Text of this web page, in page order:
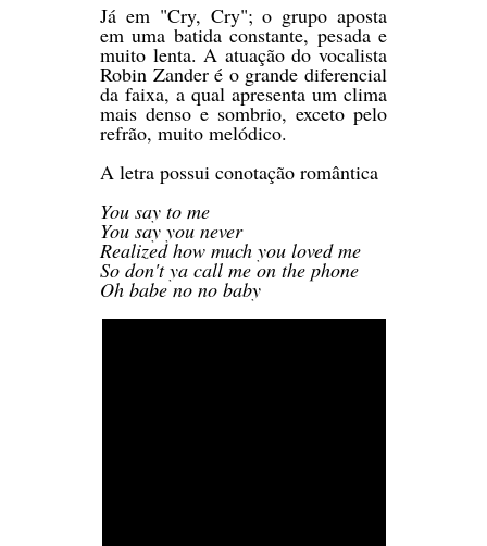
Já em "Cry, Cry"; o grupo aposta
em uma batida constante, pesada e
muito lenta. A atuação do vocalista
Robin Zander é o grande diferencial
da faixa, a qual apresenta um clima
mais denso e sombrio, exceto pelo
refrão, muito melódico.
A letra possui conotação romântica
You say to me
You say you never
Realized how much you loved me
So don't ya call me on the phone
Oh babe no no baby